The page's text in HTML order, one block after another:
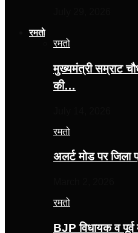
रमतो
रमतो
मुख्यमंत्री सम्राट
की…
रमतो
अलर्ट मोड पर
रमतो
BJP विधायक व